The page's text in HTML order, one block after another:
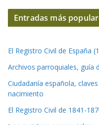
Entradas más
El Registro Civil de España
Archivos parroquiales, guía
Ciudadanía española,
nacimiento
El Registro Civil de 1841-